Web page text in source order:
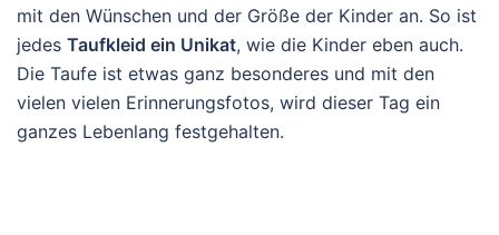
mit den Wünschen und der Größe der Kinder an. So ist
jedes Taufkleid ein Unikat, wie die Kinder eben auch.
Die Taufe ist etwas ganz besonderes und mit den
vielen vielen Erinnerungsfotos, wird dieser Tag ein
ganzes Lebenlang festgehalten.